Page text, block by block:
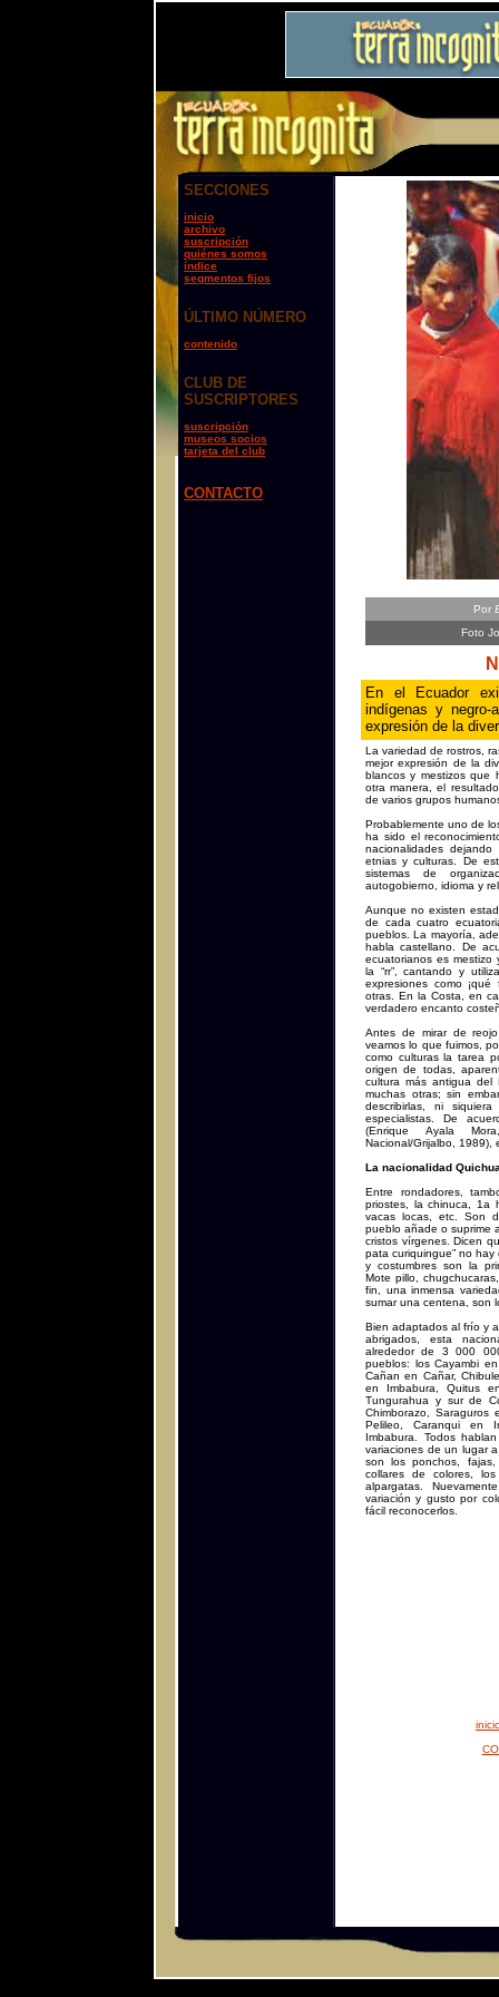
SECCIONES
inicio
archivo
suscripción
quiénes somos
índice
segmentos fijos
ÚLTIMO NÚMERO
contenido
CLUB DE
SUSCRIPTORES
suscripción
museos socios
tarjeta del club
CONTACTO
Por
Foto
En el Ecuador
indígenas y negro-
expresión de la
La variedad de rostros,
mejor expresión de la
blancos y mestizos que
otra manera, el
de varios grupos
Probablemente uno de
ha sido el
nacionalidades
etnias y culturas. De
sistemas de
autogobierno, idioma y
Aunque no existen
de cada cuatro
pueblos. La mayoría,
habla castellano. De
ecuatorianos es mestizo
la “rr”, cantando y
expresiones como
otras. En la Costa, en
verdadero encanto
Antes de mirar de
veamos lo que fuimos,
como culturas la tarea
origen de todas,
cultura más antigua del
muchas otras; sin
describirlas, ni
especialistas. De
(Enrique Ayala
Nacional/Grijalbo, 1989),
La nacionalidad
Entre rondadores,
priostes, la chinuca, 1a
vacas locas, etc. Son
pueblo añade o suprime
cristos vírgenes. Dicen
pata curiquingue” no
y costumbres son la
Mote pillo,
fin, una inmensa
sumar una centena, son
Bien adaptados al frío y
abrigados, esta
alrededor de 3 000
pueblos: los Cayambi
Cañan en Cañar,
en Imbabura, Quitus
Tungurahua y sur de
Chimborazo,
Pelileo, Caranqui en
Imbabura. Todos
variaciones de un lugar
son los ponchos,
collares de colores,
alpargatas.
variación y gusto por
fácil reconocerlos.